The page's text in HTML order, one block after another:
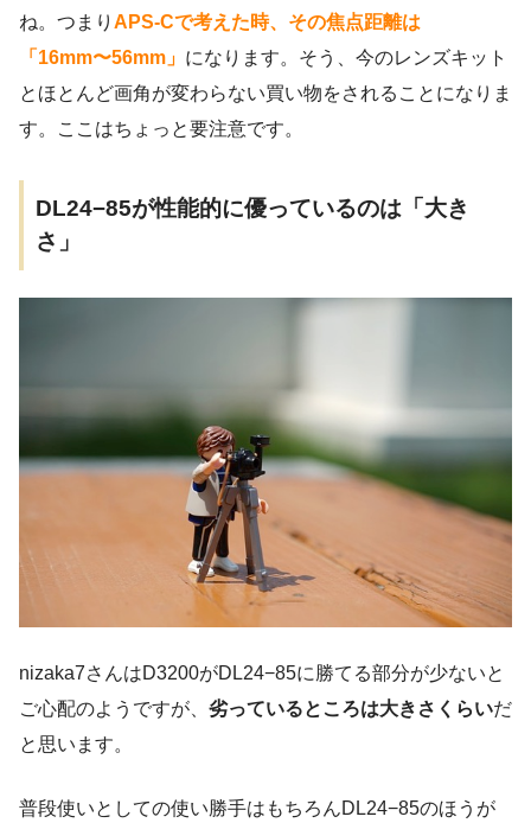
ね。つまり APS-Cで考えた時、その焦点距離は
「16mm〜56mm」 になります。そう、今のレンズキット
とほとんど画角が変わらない買い物をされることになりま
す。ここはちょっと要注意です。
DL24−85が性能的に優っているのは「大き
さ」
nizaka7さんはD3200がDL24−85に勝てる部分が少ないと
ご心配のようですが、 劣っているところは大きさくらいだ
と思います。
普段使いとしての使い勝手はもちろんDL24−85のほうが